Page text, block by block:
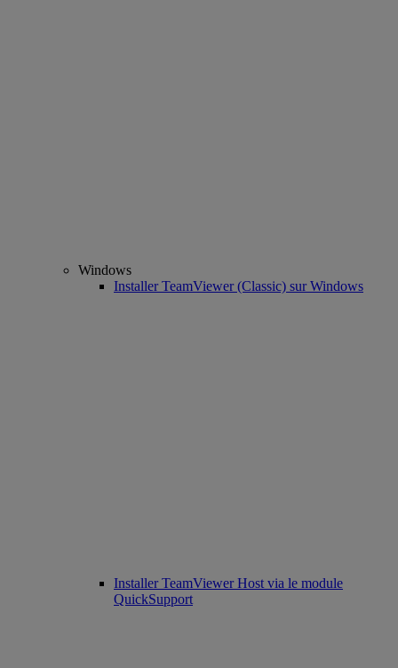
Windows
Installer TeamViewer (Classic) sur Windows
Installer TeamViewer Host via le module
QuickSupport